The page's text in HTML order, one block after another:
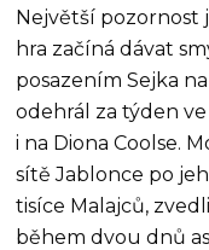
Největší pozornost
hra začíná dávat
posazením Sejka
odehrál za týden
i na Diona Coolse.
sítě Jablonce po
tisíce Malajců,
během dvou dnů